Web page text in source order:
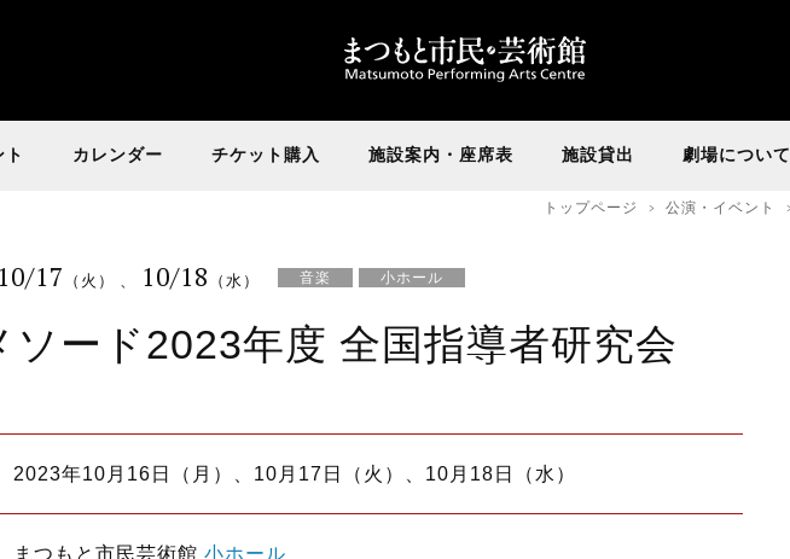
カレンダー チケット購入 施設案内・座席表 施設貸出 劇場について
トップページ 公演・イベント
10/17 （火） 、 10/18 （水） 音楽 小ホール
ソード2023年度 全国指導者研究会
2023年10月16日（月）、10月17日（火）、10月18日（水）
まつもと市民芸術館 小ホール